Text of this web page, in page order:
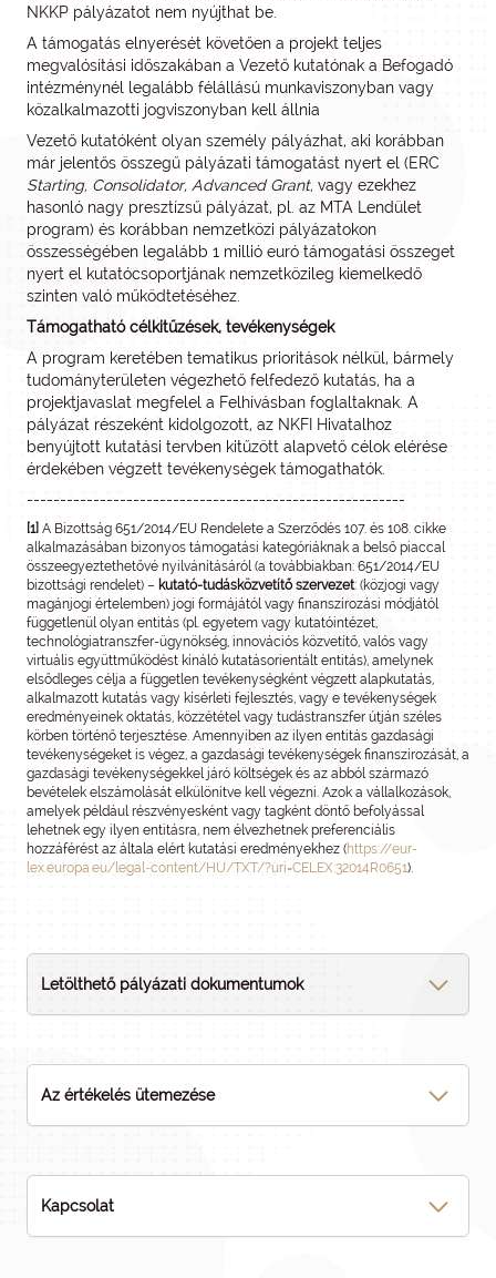
NKKP pályázatot nem nyújthat be.
A támogatás elnyerését követően a projekt teljes
megvalósítási időszakában a Vezető kutatónak a Befogadó
intézménynél legalább félállású munkaviszonyban vagy
közalkalmazotti jogviszonyban kell állnia
Vezető kutatóként olyan személy pályázhat, aki korábban
már jelentős összegű pályázati támogatást nyert el (ERC
Starting, Consolidator, Advanced Grant, vagy ezekhez
hasonló nagy presztízsű pályázat, pl. az MTA Lendület
program) és korábban nemzetközi pályázatokon
összességében legalább 1 millió euró támogatási összeget
nyert el kutatócsoportjának nemzetközileg kiemelkedő
szinten való működtetéséhez.
Támogatható célkitűzések, tevékenységek
A program keretében tematikus prioritások nélkül, bármely
tudományterületen végezhető felfedező kutatás, ha a
projektjavaslat megfelel a Felhívásban foglaltaknak. A
pályázat részeként kidolgozott, az NKFI Hivatalhoz
benyújtott kutatási tervben kitűzött alapvető célok elérése
érdekében végzett tevékenységek támogathatók.
---------------------------------------------------------
[1] A Bizottság 651/2014/EU Rendelete a Szerződés 107. és 108. cikke
alkalmazásában bizonyos támogatási kategóriáknak a belső piaccal
összeegyeztethetővé nyilvánításáról (a továbbiakban: 651/2014/EU
bizottsági rendelet) – kutató-tudásközvetítő szervezet: (közjogi vagy
magánjogi értelemben) jogi formájától vagy finanszírozási módjától
függetlenül olyan entitás (pl. egyetem vagy kutatóintézet,
technológiatranszfer-ügynökség, innovációs közvetítő, valós vagy
virtuális együttműködést kínáló kutatásorientált entitás), amelynek
elsődleges célja a független tevékenységként végzett alapkutatás,
alkalmazott kutatás vagy kísérleti fejlesztés, vagy e tevékenységek
eredményeinek oktatás, közzététel vagy tudástranszfer útján széles
körben történő terjesztése. Amennyiben az ilyen entitás gazdasági
tevékenységeket is végez, a gazdasági tevékenységek finanszírozását, a
gazdasági tevékenységekkel járó költségek és az abból származó
bevételek elszámolását elkülönítve kell végezni. Azok a vállalkozások,
amelyek például részvényesként vagy tagként döntő befolyással
lehetnek egy ilyen entitásra, nem élvezhetnek preferenciális
hozzáférést az általa elért kutatási eredményekhez (https://eur-
lex.europa.eu/legal-content/HU/TXT/?uri=CELEX:32014R0651).
Letölthető pályázati dokumentumok
Az értékelés ütemezése
Kapcsolat